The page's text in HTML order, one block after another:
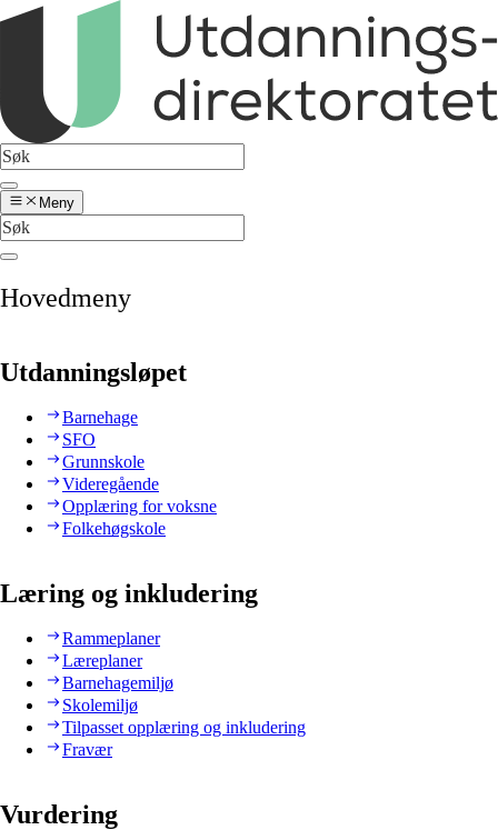
Meny
Hovedmeny
Utdanningsløpet
Barnehage
SFO
Grunnskole
Videregående
Opplæring for voksne
Folkehøgskole
Læring og inkludering
Rammeplaner
Læreplaner
Barnehagemiljø
Skolemiljø
Tilpasset opplæring og inkludering
Fravær
Vurdering